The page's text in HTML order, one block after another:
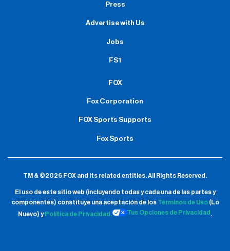
Press
Advertise with Us
Jobs
FS1
FOX
Fox Corporation
FOX Sports Supports
Fox Sports
TM & ©2026 FOX and its related entities.All Rights Reserved.
El uso de este sitio web (incluyendo todas y cada una de las partes y
componentes) constituye una aceptación de los Términos de Uso(Lo
Nuevo) y Política de Privacidad. Tus Opciones de Privacidad .